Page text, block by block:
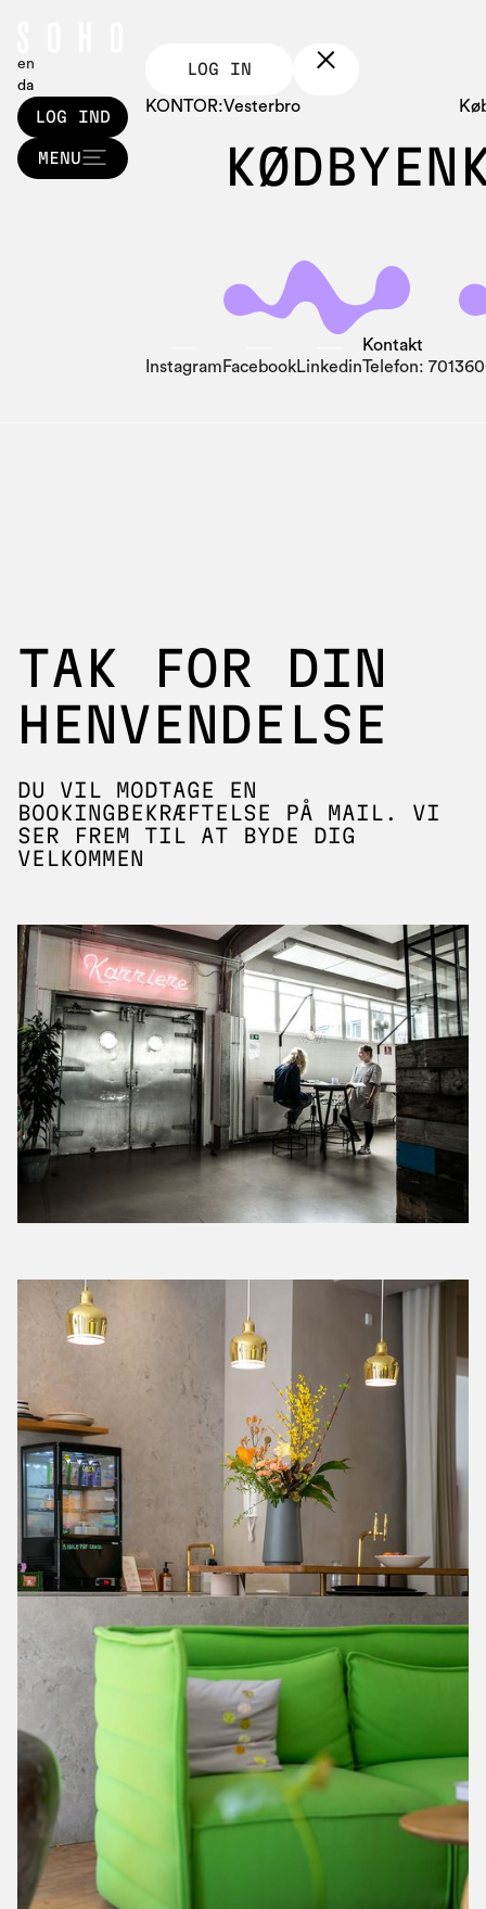
en
da
LOG IND
LOG IND
MENU
LOG IN
KONTOR:Vesterbro
KØDBYEN
Instagram FacebookLinkedin
Kontakt
Telefon:
TAK FOR DIN
HENVENDELSE
DU VIL MODTAGE EN
BOOKINGBEKRÆFTELSE PÅ MAIL. VI
SER FREM TIL AT BYDE DIG
VELKOMMEN